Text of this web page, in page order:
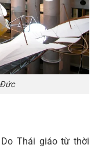
Thái giáo từ thời